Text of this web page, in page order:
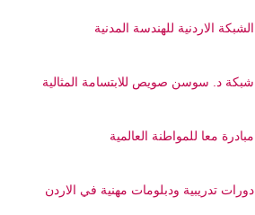
الشبكة الاردنية للهندسة المدنية
شبكة د. سوسن صويص للابتسامة المثالية
مبادرة معا للمواطنة العالمية
دورات تدريبية ودبلومات مهنية في الاردن